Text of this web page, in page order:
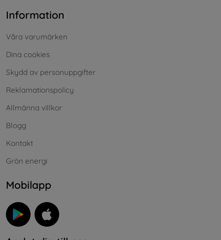
Information
Våra varumärken
Dina cookies
Skydd av personuppgifter
Reklamationspolicy
Allmänna villkor
Blogg
Kontakt
Grön energi
Mobilapp